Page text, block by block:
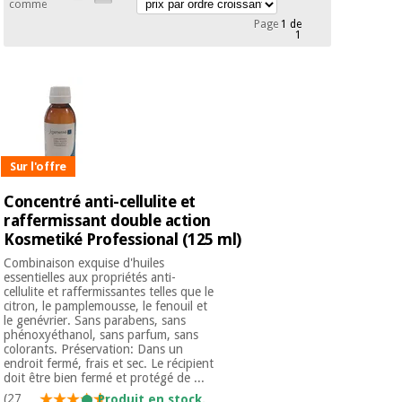
Outlet
Académie
Tech
Fisaude
équipement
traditionnelle
chinoise
Mobilier
clinique
Armoires
thérapeutiques
Matériel de
protection
essentiel
pour les
coronavirus
Aérobic,
fitness
Outlet
Académie
Tech
Fisaude
équipement
médical
Médecine
traditionnelle
chinoise
Mobilier
clinique
Armoires
thérapeutiques
comme
Page1 de
1
Sur l'offre
Concentré anti-cellulite et
raffermissant double action
Kosmetiké Professional (125 ml)
Combinaison exquise d'huiles
essentielles aux propriétés anti-
cellulite et raffermissantes telles que le
citron, le pamplemousse, le fenouil et
le genévrier. Sans parabens, sans
phénoxyéthanol, sans parfum, sans
colorants. Préservation: Dans un
endroit fermé, frais et sec. Le récipient
doit être bien fermé et protégé de ...
(27